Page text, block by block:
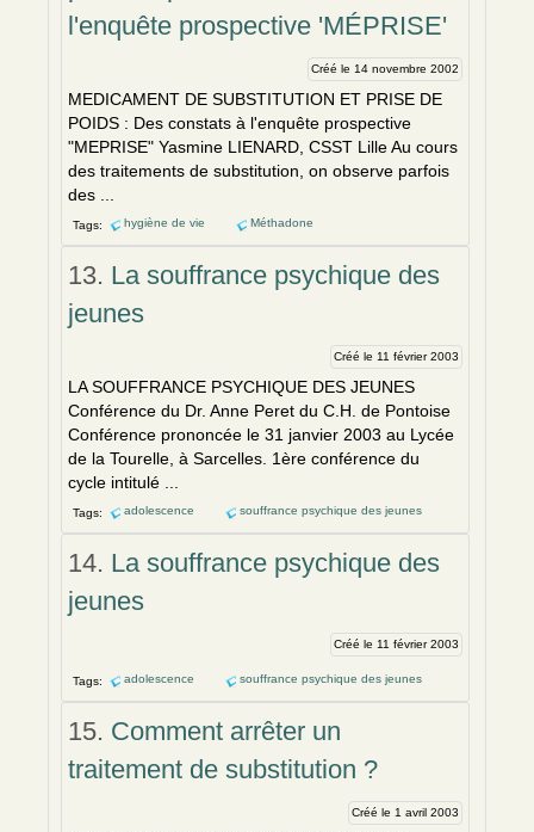
l'enquête prospective 'MÉPRISE'
Créé le 14 novembre 2002
MEDICAMENT DE SUBSTITUTION ET PRISE DE
POIDS : Des constats à l'enquête prospective
"MEPRISE" Yasmine LIENARD, CSST Lille Au cours
des traitements de substitution, on observe parfois
des ...
Tags: hygiène de vie Méthadone
13. La souffrance psychique des
jeunes
Créé le 11 février 2003
LA SOUFFRANCE PSYCHIQUE DES JEUNES
Conférence du Dr. Anne Peret du C.H. de Pontoise
Conférence prononcée le 31 janvier 2003 au Lycée
de la Tourelle, à Sarcelles. 1ère conférence du
cycle intitulé ...
Tags: adolescence souffrance psychique des jeunes
14. La souffrance psychique des
jeunes
Créé le 11 février 2003
Tags: adolescence souffrance psychique des jeunes
15. Comment arrêter un
traitement de substitution ?
Créé le 1 avril 2003